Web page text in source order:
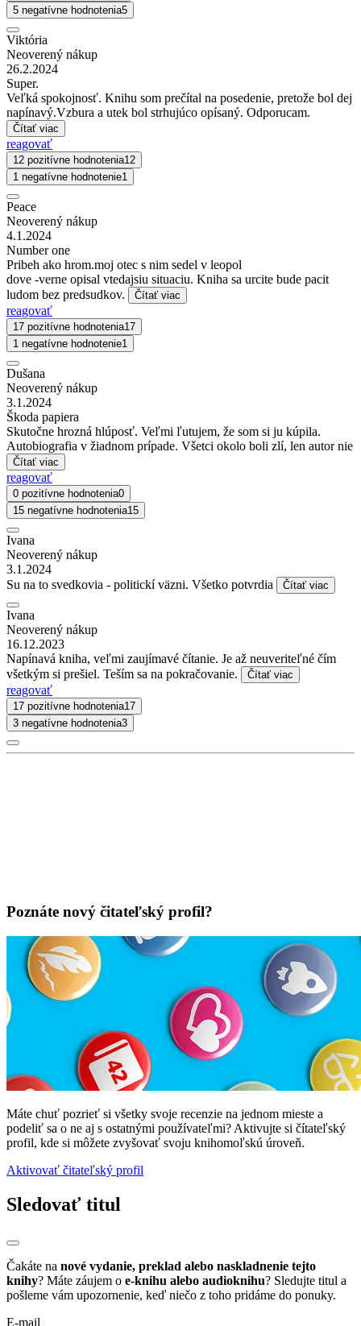
5 negatívne hodnotenia5
Viktória
Neoverený nákup
26.2.2024
Super.
Veľká spokojnosť. Knihu som prečítal na posedenie, pretože bol dej
napínavý.Vzbura a utek bol strhujúco opísaný. Odporucam.
Čítať viac
reagovať
12 pozitívne hodnotenia12
1 negatívne hodnotenie1
Peace
Neoverený nákup
4.1.2024
Number one
Pribeh ako hrom.moj otec s nim sedel v leopol
dove -verne opisal vtedajsiu situaciu. Kniha sa urcite bude pacit
ludom bez predsudkov.
Čítať viac
reagovať
17 pozitívne hodnotenia17
1 negatívne hodnotenie1
Dušana
Neoverený nákup
3.1.2024
Škoda papiera
Skutočne hrozná hlúposť. Veľmi ľutujem, že som si ju kúpila.
Autobiografia v žiadnom prípade. Všetci okolo boli zlí, len autor nie
Čítať viac
reagovať
0 pozitívne hodnotenia0
15 negatívne hodnotenia15
Ivana
Neoverený nákup
3.1.2024
Su na to svedkovia - politickí väzni. Všetko potvrdia
Čítať viac
Ivana
Neoverený nákup
16.12.2023
Napínavá kniha, veľmi zaujímavé čítanie. Je až neuveriteľné čím
všetkým si prešiel. Teším sa na pokračovanie.
Čítať viac
reagovať
17 pozitívne hodnotenia17
3 negatívne hodnotenia3
Poznáte nový čitateľský profil?
Máte chuť pozrieť si všetky svoje recenzie na jednom mieste a
podeliť sa o ne aj s ostatnými používateľmi? Aktivujte si čítateľský
profil, kde si môžete zvyšovať svoju knihomoľskú úroveň.
Aktivovať čitateľský profil
Sledovať titul
Čakáte na nové vydanie, preklad alebo naskladnenie tejto
knihy? Máte záujem o e-knihu alebo audioknihu? Sledujte titul a
pošleme vám upozornenie, keď niečo z toho pridáme do ponuky.
E-mail